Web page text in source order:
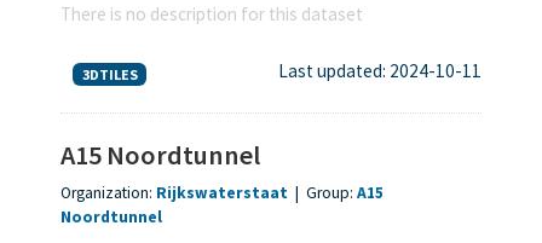
There is no description for this dataset
3DTILES Last updated: 2024-10-11
A15 Noordtunnel
Organization: Rijkswaterstaat | Group: A15
Noordtunnel